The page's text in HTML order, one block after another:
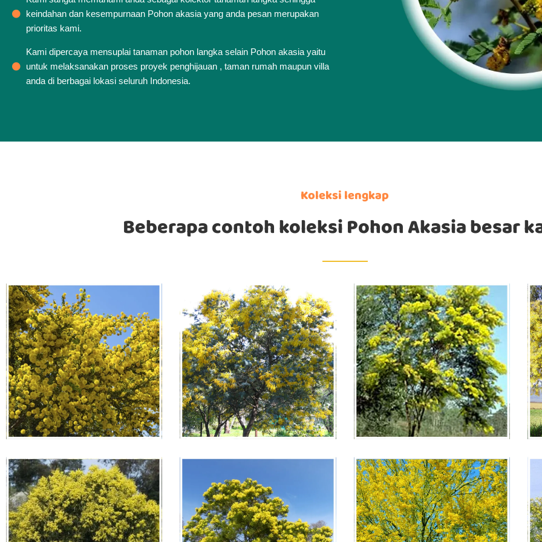
keindahan dan kesempurnaan Pohon akasia yang anda pesan merupakan
prioritas kami.
Kami dipercaya mensuplai tanaman pohon langka selain Pohon akasia yaitu
untuk melaksanakan proses proyek penghijauan , taman rumah maupun villa
anda di berbagai lokasi seluruh Indonesia.
Koleksi lengkap
Beberapa contoh koleksi Pohon Akasia besar